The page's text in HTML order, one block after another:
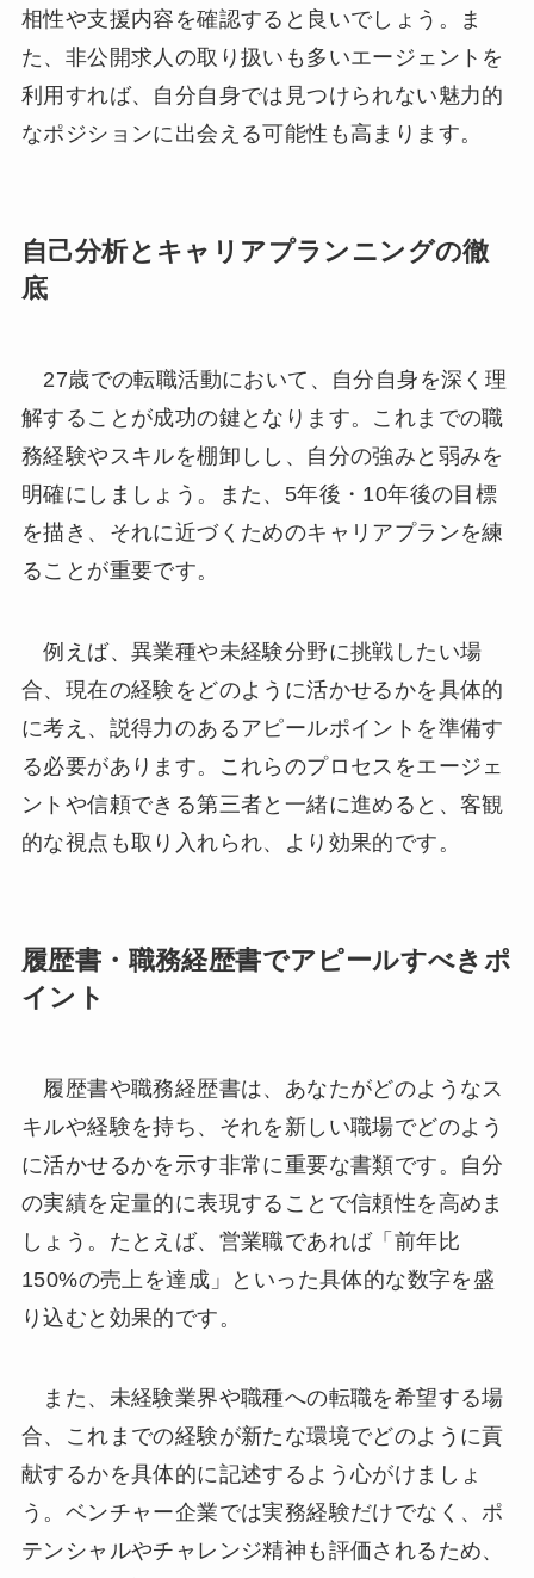
相性や支援内容を確認すると良いでしょう。ま
た、非公開求人の取り扱いも多いエージェントを
利用すれば、自分自身では見つけられない魅力的
なポジションに出会える可能性も高まります。
自己分析とキャリアプランニングの徹
底
27歳での転職活動において、自分自身を深く理
解することが成功の鍵となります。これまでの職
務経験やスキルを棚卸しし、自分の強みと弱みを
明確にしましょう。また、5年後・10年後の目標
を描き、それに近づくためのキャリアプランを練
ることが重要です。
例えば、異業種や未経験分野に挑戦したい場
合、現在の経験をどのように活かせるかを具体的
に考え、説得力のあるアピールポイントを準備す
る必要があります。これらのプロセスをエージェ
ントや信頼できる第三者と一緒に進めると、客観
的な視点も取り入れられ、より効果的です。
履歴書・職務経歴書でアピールすべきポ
イント
履歴書や職務経歴書は、あなたがどのようなス
キルや経験を持ち、それを新しい職場でどのよう
に活かせるかを示す非常に重要な書類です。自分
の実績を定量的に表現することで信頼性を高めま
しょう。たとえば、営業職であれば「前年比
150%の売上を達成」といった具体的な数字を盛
り込むと効果的です。
また、未経験業界や職種への転職を希望する場
合、これまでの経験が新たな環境でどのように貢
献するかを具体的に記述するよう心がけましょ
う。ベンチャー企業では実務経験だけでなく、ポ
テンシャルやチャレンジ精神も評価されるため、